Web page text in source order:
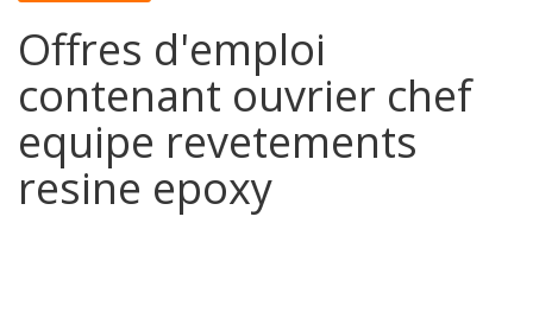
Offres d'emploi
contenant ouvrier chef
equipe revetements
resine epoxy